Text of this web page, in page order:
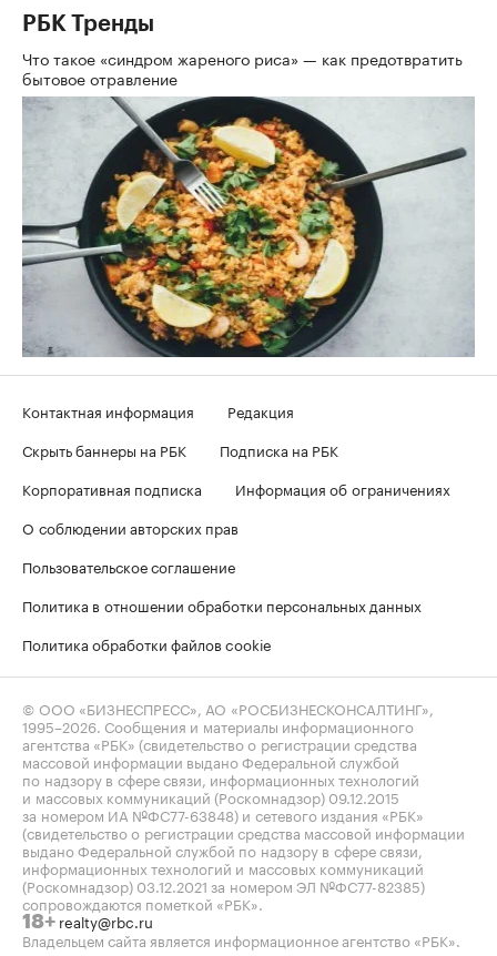
РБК Тренды
Что такое «синдром жареного риса» — как предотвратить
бытовое отравление
Контактная информация
Редакция
Скрыть баннеры на РБК
Подписка на РБК
Корпоративная подписка
Информация об ограничениях
О соблюдении авторских прав
Пользовательское соглашение
Политика в отношении обработки персональных данных
Политика обработки файлов cookie
© ООО «БИЗНЕСПРЕСС», АО «РОСБИЗНЕСКОНСАЛТИНГ»,
1995–2026 . Сообщения и материалы информационного
агентства «РБК» (свидетельство о регистрации средства
массовой информации выдано Федеральной службой
по надзору в сфере связи, информационных технологий
и массовых коммуникаций (Роскомнадзор) 09.12.2015
за номером ИА №ФС77-63848) и сетевого издания «РБК»
(свидетельство о регистрации средства массовой информации
выдано Федеральной службой по надзору в сфере связи,
информационных технологий и массовых коммуникаций
(Роскомнадзор) 03.12.2021 за номером ЭЛ №ФС77-82385)
сопровождаются пометкой «РБК».
18+ realty@rbc.ru
Владельцем сайта является информационное агентство «РБК».